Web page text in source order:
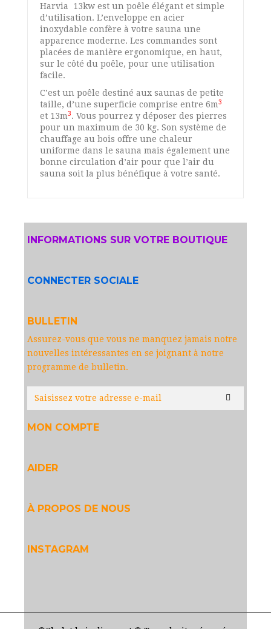
Harvia 13kw est un poêle élégant et simple
d’utilisation. L’enveloppe en acier
inoxydable confère à votre sauna une
apparence moderne. Les commandes sont
placées de manière ergonomique, en haut,
sur le côté du poêle, pour une utilisation
facile.
C’est un poêle destiné aux saunas de petite
taille, d’une superficie comprise entre 6m3
et 13m3. Vous pourrez y déposer des pierres
pour un maximum de 30 kg. Son système de
chauffage au bois offre une chaleur
uniforme dans le sauna mais également une
bonne circulation d’air pour que l’air du
sauna soit la plus bénéfique à votre santé.
INFORMATIONS SUR VOTRE BOUTIQUE
CONNECTER SOCIALE
BULLETIN
Assurez-vous que vous ne manquez jamais notre
nouvelles intéressantes en se joignant à notre
programme de bulletin.
MON COMPTE
AIDER
À PROPOS DE NOUS
INSTAGRAM